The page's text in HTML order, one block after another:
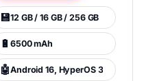
💾12 GB / 16 GB / 256 GB
🔋 6500 mAh
🤖Android 16, HyperOS 3